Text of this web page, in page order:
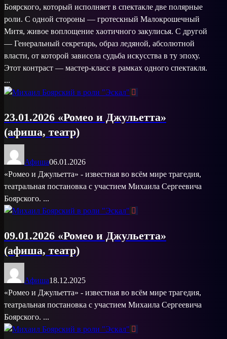
Боярского, который исполняет в спектакле две полярные
роли. С одной стороны — гротескный Малокрошечный
Митя, живое воплощение хаотичного закулисья. С другой
— Генеральный секретарь, образ ледяной, абсолютной
власти, от которой зависела судьба искусства в ту эпоху.
Этот контраст — мастер-класс в рамках одного спектакля.
...
23.01.2026 «Ромео и Джульетта»
(афиша, театр)
Афиша06.01.2026
«Ромео и Джульетта» - известная во всём мире трагедия,
театральная постановка с участием Михаила Сергеевича
Боярского. ...
09.01.2026 «Ромео и Джульетта»
(афиша, театр)
Афиша18.12.2025
«Ромео и Джульетта» - известная во всём мире трагедия,
театральная постановка с участием Михаила Сергеевича
Боярского. ...